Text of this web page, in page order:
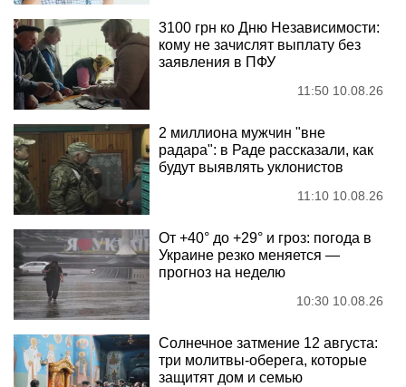
3100 грн ко Дню Независимости:
кому не зачислят выплату без
заявления в ПФУ
11:50 10.08.26
2 миллиона мужчин "вне
радара": в Раде рассказали, как
будут выявлять уклонистов
11:10 10.08.26
От +40° до +29° и гроз: погода в
Украине резко меняется —
прогноз на неделю
10:30 10.08.26
Солнечное затмение 12 августа:
три молитвы-оберега, которые
защитят дом и семью